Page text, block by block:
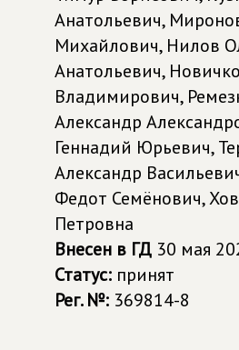
Анатольевич,
Михайлович, Нилов
Анатольевич,
Владимирович,
Александр
Геннадий Юрьевич,
Александр
Федот Семёнович,
Петровна
Внесен в ГД 30 мая
Статус: принят
Рег. №: 369814-8